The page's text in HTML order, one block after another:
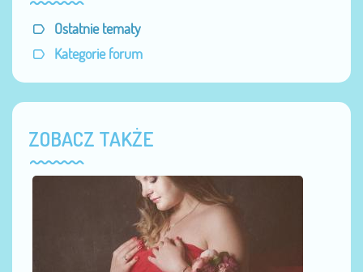
Ostatnie tematy
Kategorie forum
ZOBACZ TAKŻE